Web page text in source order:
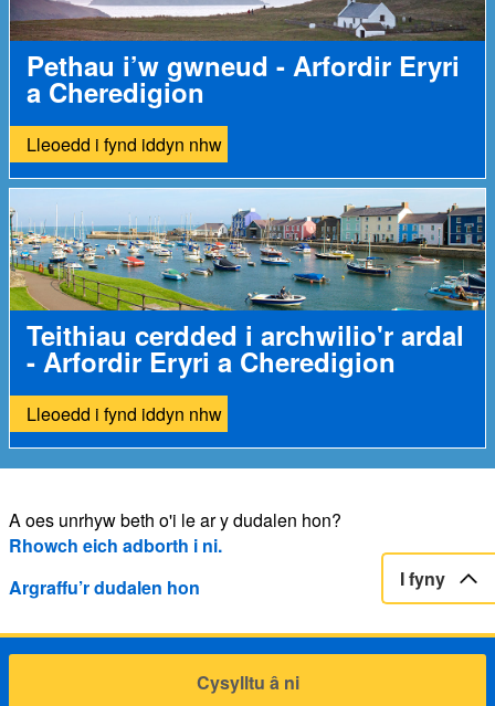
Pethau i’w gwneud - Arfordir Eryri
a Cheredigion
Lleoedd i fynd iddyn nhw
Teithiau cerdded i archwilio'r ardal
- Arfordir Eryri a Cheredigion
Lleoedd i fynd iddyn nhw
A oes unrhyw beth o'i le ar y dudalen hon?
Rhowch eich adborth i ni.
Argraffu’r dudalen hon
I fyny
Cysylltu â ni